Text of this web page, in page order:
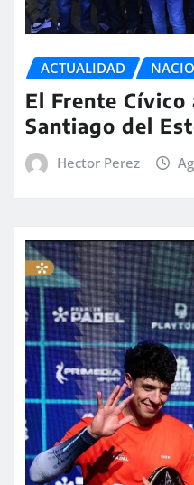
ACTUALIDAD
El Frente Cívico
Santiago del
Hector Perez